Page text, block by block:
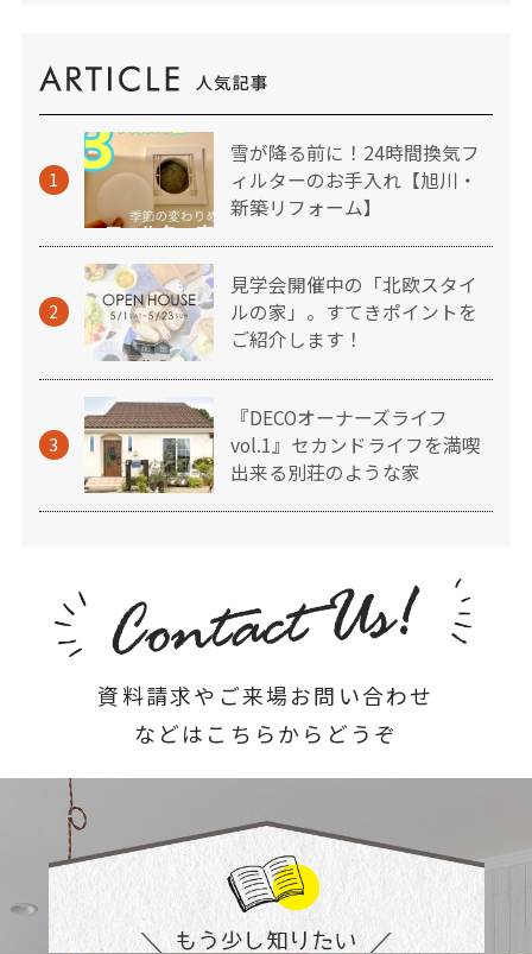
1
雪が降る前に！24時間換気フ
ィルターのお手入れ【旭川・
新築リフォーム】
2
見学会開催中の「北欧スタイ
ルの家」。すてきポイントを
ご紹介します！
3
『DECOオーナーズライフ
vol.1』セカンドライフを満喫
出来る別荘のような家
資料請求やご来場お問い合わせ
などはこちらからどうぞ